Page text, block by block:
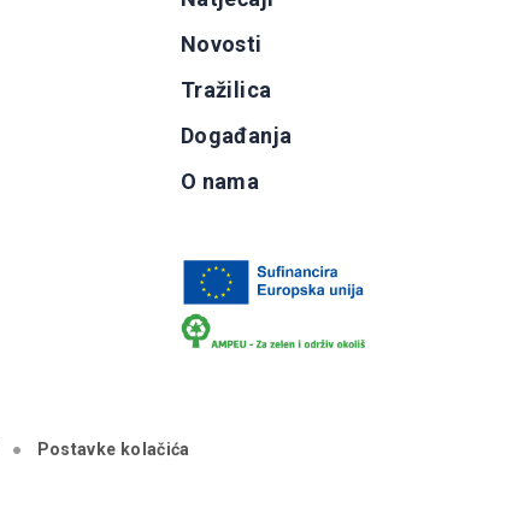
Novosti
Tražilica
Događanja
O nama
Postavke kolačića